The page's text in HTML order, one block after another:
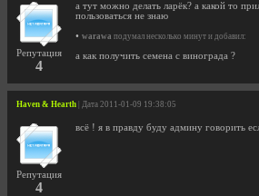
Репутация
4
а тут можно делать ларёк? а какой то
пользоваться не знаю
• warawa подумал несколько минут и добавил:
а как получить семена с винограда ?
Haven & Hearth | Дата 2011-01-09 19:38:05
Репутация
4
всё ! я в правду буду админу говорить